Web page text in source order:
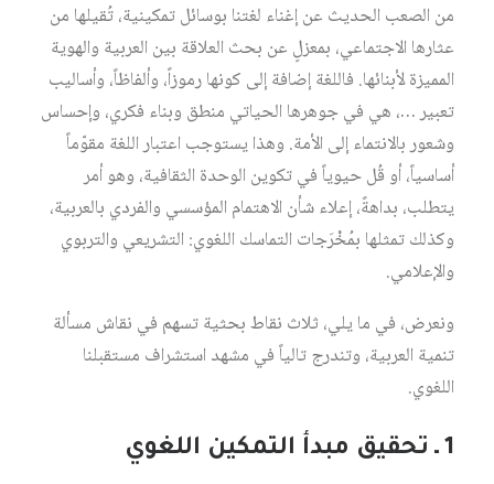
من الصعب الحديث عن إغناء لغتنا بوسائل تمكينية، تُقيلها من
عثارها الاجتماعي، بمعزلٍ عن بحث العلاقة بين العربية والهوية
المميزة لأبنائها. فاللغة إضافة إلى كونها رموزاً، وألفاظاً، وأساليب
تعبير …، هي في جوهرها الحياتي منطق وبناء فكري، وإحساس
وشعور بالانتماء إلى الأمة. وهذا يستوجب اعتبار اللغة مقوّماً
أساسياً، أو قُل حيوياً في تكوين الوحدة الثقافية، وهو أمر
يتطلب، بداهةً، إعلاء شأن الاهتمام المؤسسي والفردي بالعربية،
وكذلك تمثلها بمُخْرَجات التماسك اللغوي: التشريعي والتربوي
والإعلامي.
ونعرض، في ما يلي، ثلاث نقاط بحثية تسهم في نقاش مسألة
تنمية العربية، وتندرج تالياً في مشهد استشراف مستقبلنا
اللغوي.
1 ـ تحقيق مبدأ التمكين اللغوي